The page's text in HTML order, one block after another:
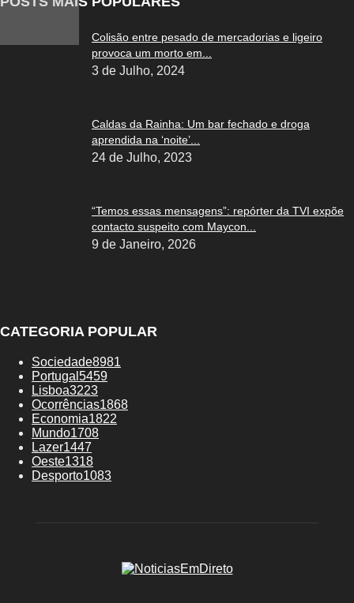
Colisão entre pesado de mercadorias e ligeiro
provoca um morto em...
3 de Julho, 2024
Caldas da Rainha: Um bar fechado e droga
aprendida na ‘noite’...
24 de Julho, 2023
“Temos essas mensagens”: repórter da TVI expõe
contacto suspeito com Maycon...
9 de Janeiro, 2026
CATEGORIA POPULAR
Sociedade8981
Portugal 5459
Lisboa3223
Ocorrências1868
Economia1822
Mundo1708
Lazer1447
Oeste1318
Desporto1083